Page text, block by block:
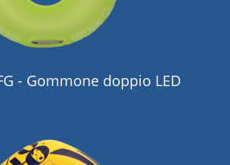
- Gommone doppio LED